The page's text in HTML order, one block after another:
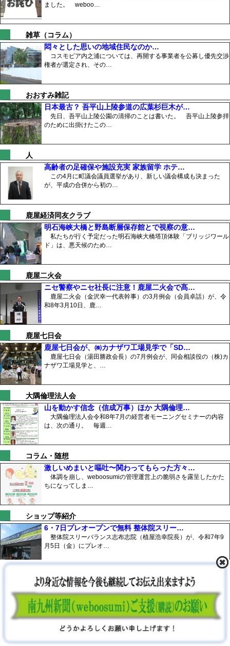
ました。 weboo…
雑草（コラム）
悶々とした思いの地域住民なのか…
コスモピア内之浦については、再開する事業者を公募し優先交渉
権者が選定され、その…
おおすみ雑記
日本最古？ 吾平山上陵参道の広葉杉巨木が…
先日、吾平山上陵公園の清掃のことは書いた。 吾平山上陵参拝
のために出掛けたこの…
人
高齢者の足確保や施設充実 家族留学 ホテ…
この4月に町議会議員選挙があり、新しい議会構成も決まった
が、平成の合併から初の…
鹿屋経済同友クラブ
明石海峡大橋と野島断層保存館とで視察の意…
私たちが行く予定だった明石海峡大橋塔頂体験「ブリッジワール
ド」は、悪天候のため…
鹿屋二火会
ニセ警察やニセ社長に注意！鹿屋二火会で髙…
鹿屋二火会（金沢幸一代表幹事）の3月例会（会員卓話）が、令
和8年3月10日、鹿…
鹿屋七日会
鹿屋七日会が、㈱カナザワ工場見学で「SD…
鹿屋七日会（湯田勝政会長）の7月例会が、同会相談役の（株)カ
ナザワ工場見学と、…
大隅倫理法人会
山を動かす信念（信成万事）ほか 大隅倫理…
大隅倫理法人会令和8年7月の経営者モーニングセミナーの内容
は、次の通り。 毎週…
コラム・随想
激しいめまいと嘔吐〜関わってもらった方々…
体調を崩し、weboosumiの管理運営上の脆弱さを露呈したかた
ちになってしま…
ショップ等紹介
6・7日プレオープンで無料 整体院スリー…
整体院スリーバランス志布志院（植屋浩幸院長）が、令和7年9
月5日（金）にプレオ…
オーガニック給食
自然の力で育った野菜のおいしさを学校給食…
大崎町の全小・中学校で、地元の有機食材を使った給食が、令和
7年度2学期からスタ…